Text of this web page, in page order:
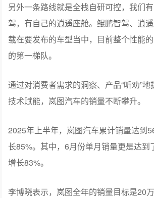
另外一条路线就是全栈自研可控，我们
驾，有自己的逍遥座舱。鲲鹏智驾、逍
载在要发布的车型当中，目前整个性能
的第一梯队。
通过对消费者需求的洞察、产品“听劝”
技术赋能，岚图汽车的销量不断攀升。
2025年上半年，岚图汽车累计销量达到
长85%。其中，6月份单月销量更是达到
增长83%。
李博晓表示，岚图全年的销量目标是20